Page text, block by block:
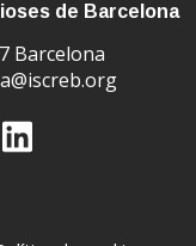
de Barcelona
Barcelona